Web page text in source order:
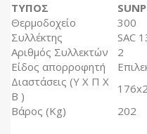
ΤΥΠΟΣ
Θερµοδοχείο
300
Συλλέκτης
SAC
Αριθµός Συλλεκτών
2
Είδος απορροφητή
Διαστάσεις (Υ Χ Π Χ
Β )
Βάρος (Kg)
202